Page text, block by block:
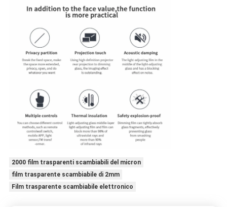
2000 film trasparenti scambiabili del micron
film trasparente scambiabile di 2mm
Film trasparente scambiabile elettronico